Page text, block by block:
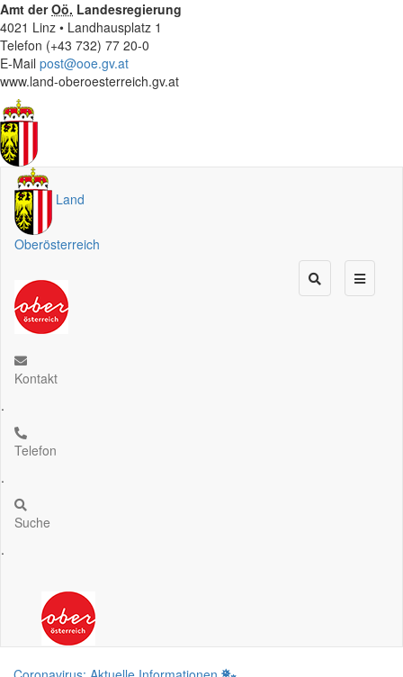
Amt derOö. Landesregierung
4021 Linz • Landhausplatz 1
Telefon (+43 732) 77 20-0
E-Mail post@ooe.gv.at
www.land-oberoesterreich.gv.at
Land
Oberösterreich
Kontakt
.
Telefon
.
Suche
.